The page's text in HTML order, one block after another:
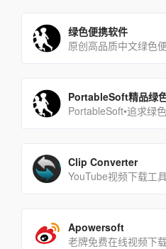
绿色便携软件
原创高品质中文绿色
PortableSoft精品绿
Clip Converter
YouTube视频下载工
Apowersoft
老牌免费在线视频下